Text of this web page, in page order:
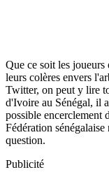
Que ce soit les joueurs
leurs colères envers
Twitter, on peut y lire
d'Ivoire au Sénégal, il
possible encerclement
Fédération
question.
Publicité